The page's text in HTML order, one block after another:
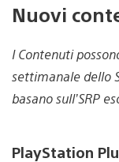
Nuovi
I Contenuti
settimanale dello
basano sull’SRP
PlayStation